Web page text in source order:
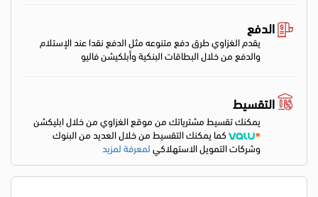
الدفع
يقدم الغزاوي طرق دفع متنوعه مثل الدفع نقدا عند الإستلام
والدفع من خلال البطاقات البنكية وأبلكيشن فاليو
التقسيط
يمكنك تقسيط مشترياتك من موقع الغزاوي من خلال ابليكشن
كما يمكنك التقسيط من خلال العديد من البنوك
وشركات التمويل الاستهلاكيلمعرفة لمزيد